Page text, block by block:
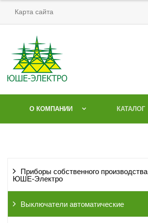
Карта сайта
О КОМПАНИИ КАТАЛОГ
Приборы собственного производства
ЮШЕ-Электро
Выключатели автоматические